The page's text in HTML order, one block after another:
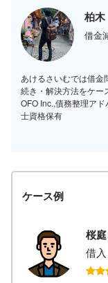
柏
借金
あけるさいむでは借金
続き・解決方法をケー
OFO Inc.,債務整理ア
士資格保有
ケース例
桜庭
借